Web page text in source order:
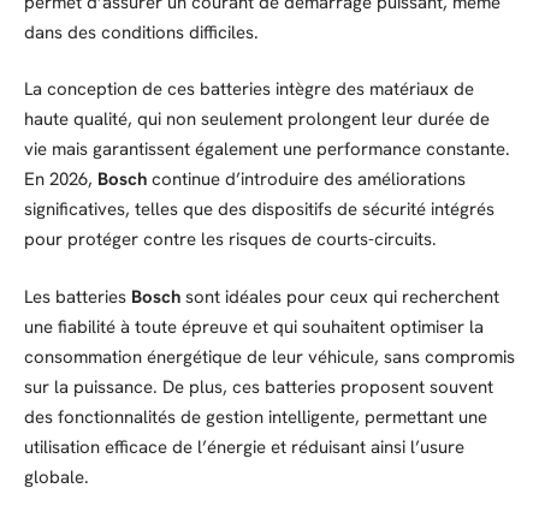
dans des conditions difficiles.
La conception de ces batteries intègre des matériaux de
haute qualité, qui non seulement prolongent leur durée de
vie mais garantissent également une performance constante.
En 2026, Bosch continue d’introduire des améliorations
significatives, telles que des dispositifs de sécurité intégrés
pour protéger contre les risques de courts-circuits.
Les batteries Bosch sont idéales pour ceux qui recherchent
une fiabilité à toute épreuve et qui souhaitent optimiser la
consommation énergétique de leur véhicule, sans compromis
sur la puissance. De plus, ces batteries proposent souvent
des fonctionnalités de gestion intelligente, permettant une
utilisation efficace de l’énergie et réduisant ainsi l’usure
globale.